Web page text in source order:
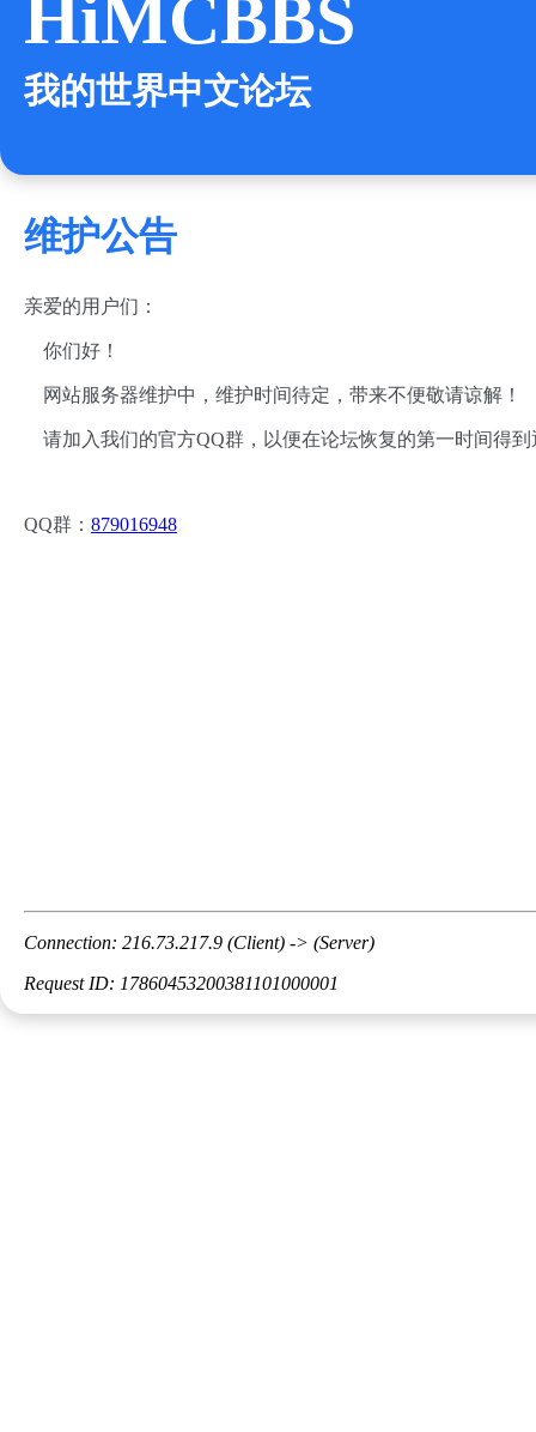
HiMCBBS
我的世界中文论坛
维护公告
亲爱的用户们：
你们好！
网站服务器维护中，维护时间待定，带来不便敬请谅解！
请加入我们的官方QQ群，以便在论坛恢复的第一时间得到
QQ群： 879016948
Connection: 216.73.217.9 (Client) -> (Server)
Request ID: 17860453200381101000001